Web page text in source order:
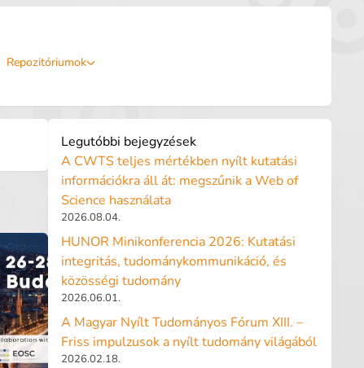
Repozitóriumok
Legutóbbi bejegyzések
A CWTS teljes mértékben nyílt kutatási
információkra áll át: megszűnik a Web of
Science használata
2026.08.04.
HUNOR Minikonferencia 2026: Kutatási
integritás, tudománykommunikáció, és
közösségi tudomány
2026.06.01.
A Magyar Nyílt Tudományos Fórum XIII. –
Friss impulzusok a nyílt tudomány világából
2026.02.18.